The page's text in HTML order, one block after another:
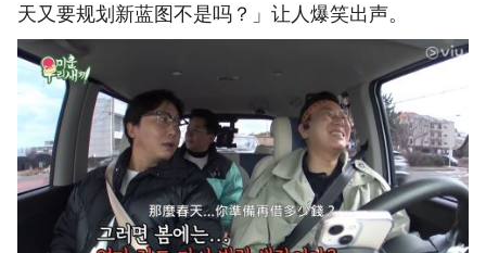
天又要规划新蓝图不是吗？」让人爆笑出声。